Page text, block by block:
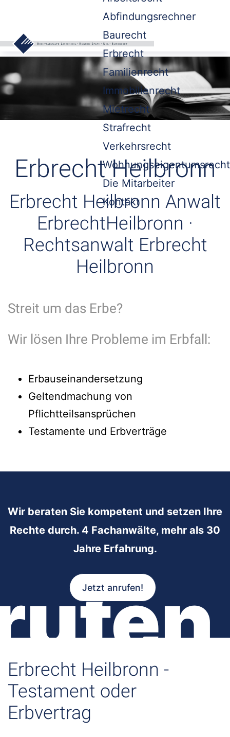
Abfindungsrechner
Baurecht
Erbrecht
Familienrecht
Immobilienrecht
Mietrecht
Strafrecht
Verkehrsrecht
Wohnungseigentumsrecht
Die Mitarbeiter
Kontakt
Erbrecht Heilbronn
Erbrecht Heilbronn Anwalt
ErbrechtHeilbronn ·
Rechtsanwalt Erbrecht
Heilbronn
Streit um das Erbe?
Wir lösen Ihre Probleme im Erbfall:
Erbauseinandersetzung
Geltendmachung von
Pflichtteilsansprüchen
Testamente und Erbverträge
Wir beraten Sie kompetent und setzen Ihre
Rechte durch. 4 Fachanwälte, mehr als 30
Jahre Erfahrung.
Jetzt anrufen!
Erbrecht Heilbronn -
Testament oder
Erbvertrag